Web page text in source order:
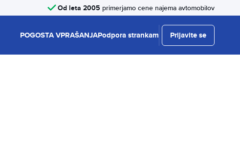
Od leta 2005 primerjamo cene najema avtomobilov
POGOSTA VPRAŠANJAPodpora strankam Prijavite se